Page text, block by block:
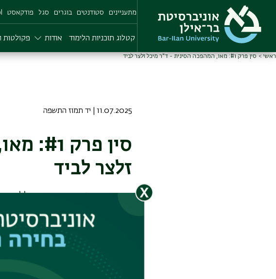
main
content
מתעניינים סטודנטים בוגרים סגל פודקאסט
קטלוג תוכניות הלימוד אודות פקולטות
ראשי סין פרק #1: מאו, המהפכה הסינית - ד"ר מיכל זלצר לביד
11.07.2025 | יד תמוז התשפה
סין
זלצר לביד
הפכה הקומוניסטית התחוללה
סתירות: אינטלקטואל שרדף
העם הסיני תחת שלטונו, מאו
ומזרח אסיה מדברת על המהפכה